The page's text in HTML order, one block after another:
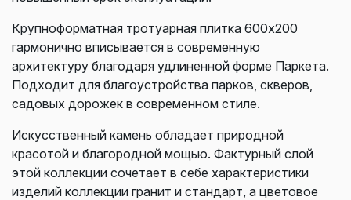
Крупноформатная тротуарная плитка 600х200
гармонично вписывается в современную
архитектуру благодаря удлиненной форме Паркета.
Подходит для благоустройства парков, скверов,
садовых дорожек в современном стиле.
Искусственный камень обладает природной
красотой и благородной мощью. Фактурный слой
этой коллекции сочетает в себе характеристики
изделий коллекции гранит и стандарт, а цветовое